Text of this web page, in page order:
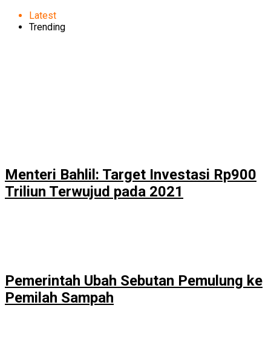
Latest
Trending
Menteri Bahlil: Target Investasi Rp900
Triliun Terwujud pada 2021
Pemerintah Ubah Sebutan Pemulung ke
Pemilah Sampah